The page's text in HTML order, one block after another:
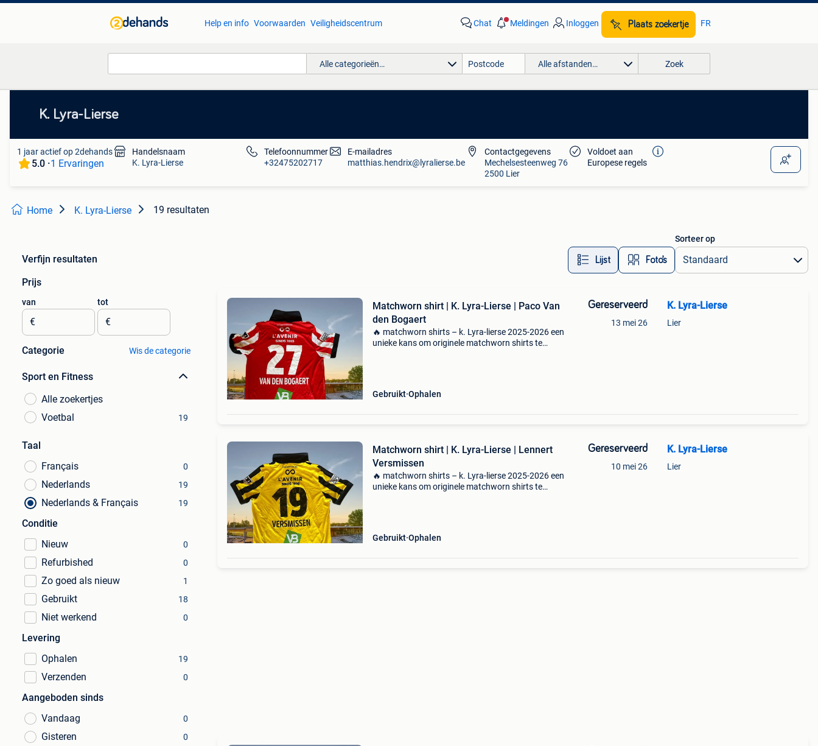
Help en info Voorwaarden Veiligheidscentrum Chat Meldingen Inloggen Plaats zoekertje FR
Alle categorieën… Alle afstanden… Zoek
Van deze adverteerder
K. Lyra-Lierse
1 jaar actief op 2dehands
5.0 ·1 Ervaringen
Handelsnaam
K. Lyra-Lierse
Telefoonnummer
+32475202717
E-mailadres
matthias.hendrix@lyralierse.be
Contactgegevens
Mechelsesteenweg 76
2500 Lier
Voldoet aan
Europese regels
Home K. Lyra-Lierse 19 resultaten
Verfijn resultaten
Prijs
van
€
tot
€
Categorie Wis de categorie
Sport en Fitness
Alle zoekertjes
Voetbal
19
Taal
Français
0
Nederlands 19
Nederlands & Français 19
Conditie
Nieuw
0
Refurbished 0
Zo goed als nieuw 1
Gebruikt 18
Niet werkend 0
Levering
Ophalen
19
Verzenden 0
Aangeboden sinds
Vandaag
0
Gisteren 0
Lijst Foto’s
Sorteer op
Matchworn shirt | K. Lyra-Lierse | Paco Van
den Bogaert
🔥 matchworn shirts – k. Lyra-lierse 2025-2026 een
unieke kans om originele matchworn shirts te
Gebruikt Ophalen
Gereserveerd
13 mei 26
K. Lyra-Lierse
Lier
Matchworn shirt | K. Lyra-Lierse | Lennert
Versmissen
🔥 matchworn shirts – k. Lyra-lierse 2025-2026 een
unieke kans om originele matchworn shirts te
Gebruikt Ophalen
Gereserveerd
10 mei 26
K. Lyra-Lierse
Lier